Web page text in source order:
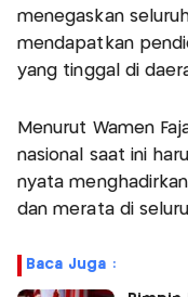
menegaskan
mendapatkan
yang tinggal di
Menurut Wamen
nasional saat ini
nyata
dan merata di
Baca Juga :